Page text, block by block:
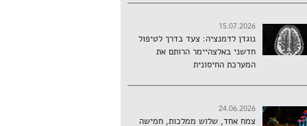
15.07.2026
נוגדן לדמנציה: צעד בדרך לטיפול
חדשני באלצהיימר הרותם את
המערכת החיסונית
24.06.2026
צמח אחד, שלוש ממלכות, חמישה